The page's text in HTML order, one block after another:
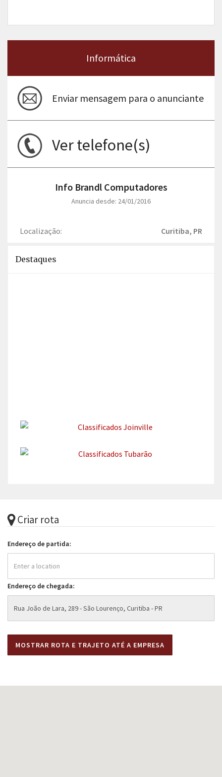
Informática
Enviar mensagem para o anunciante
Ver telefone(s)
Info Brandl Computadores
Anuncia desde: 24/01/2016
Localização: Curitiba, PR
Destaques
Criar rota
Endereço de partida:
Endereço de chegada: